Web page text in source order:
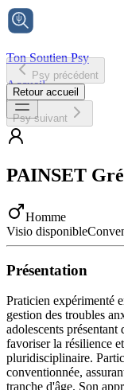
Ton Soutien Psy
Accueil
Psy précédent
Retour accueil
Psy suivant
PAINSET
Homme
Visio disponible
Présentation
Praticien expérimenté
gestion des troubles
adolescents
favoriser la résilience
pluridisciplinaire.
conventionnée,
tranche d'âge. Son